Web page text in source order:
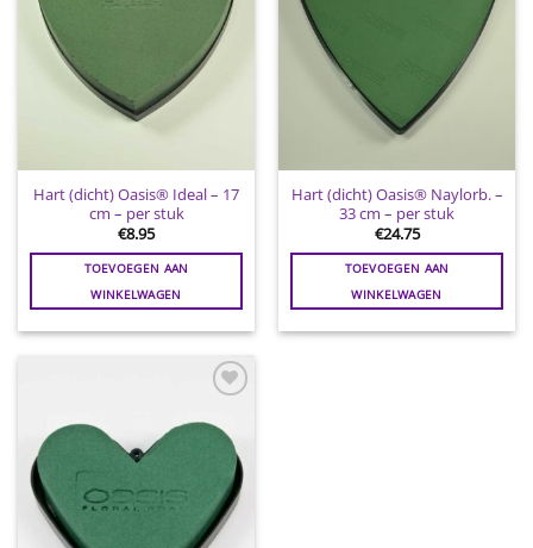
Hart (dicht) Oasis® Ideal – 17
cm – per stuk
€8.95
TOEVOEGEN AAN
WINKELWAGEN
Hart (dicht) Oasis® Naylorb. –
33 cm – per stuk
€24.75
TOEVOEGEN AAN
WINKELWAGEN
aan
wenslijst